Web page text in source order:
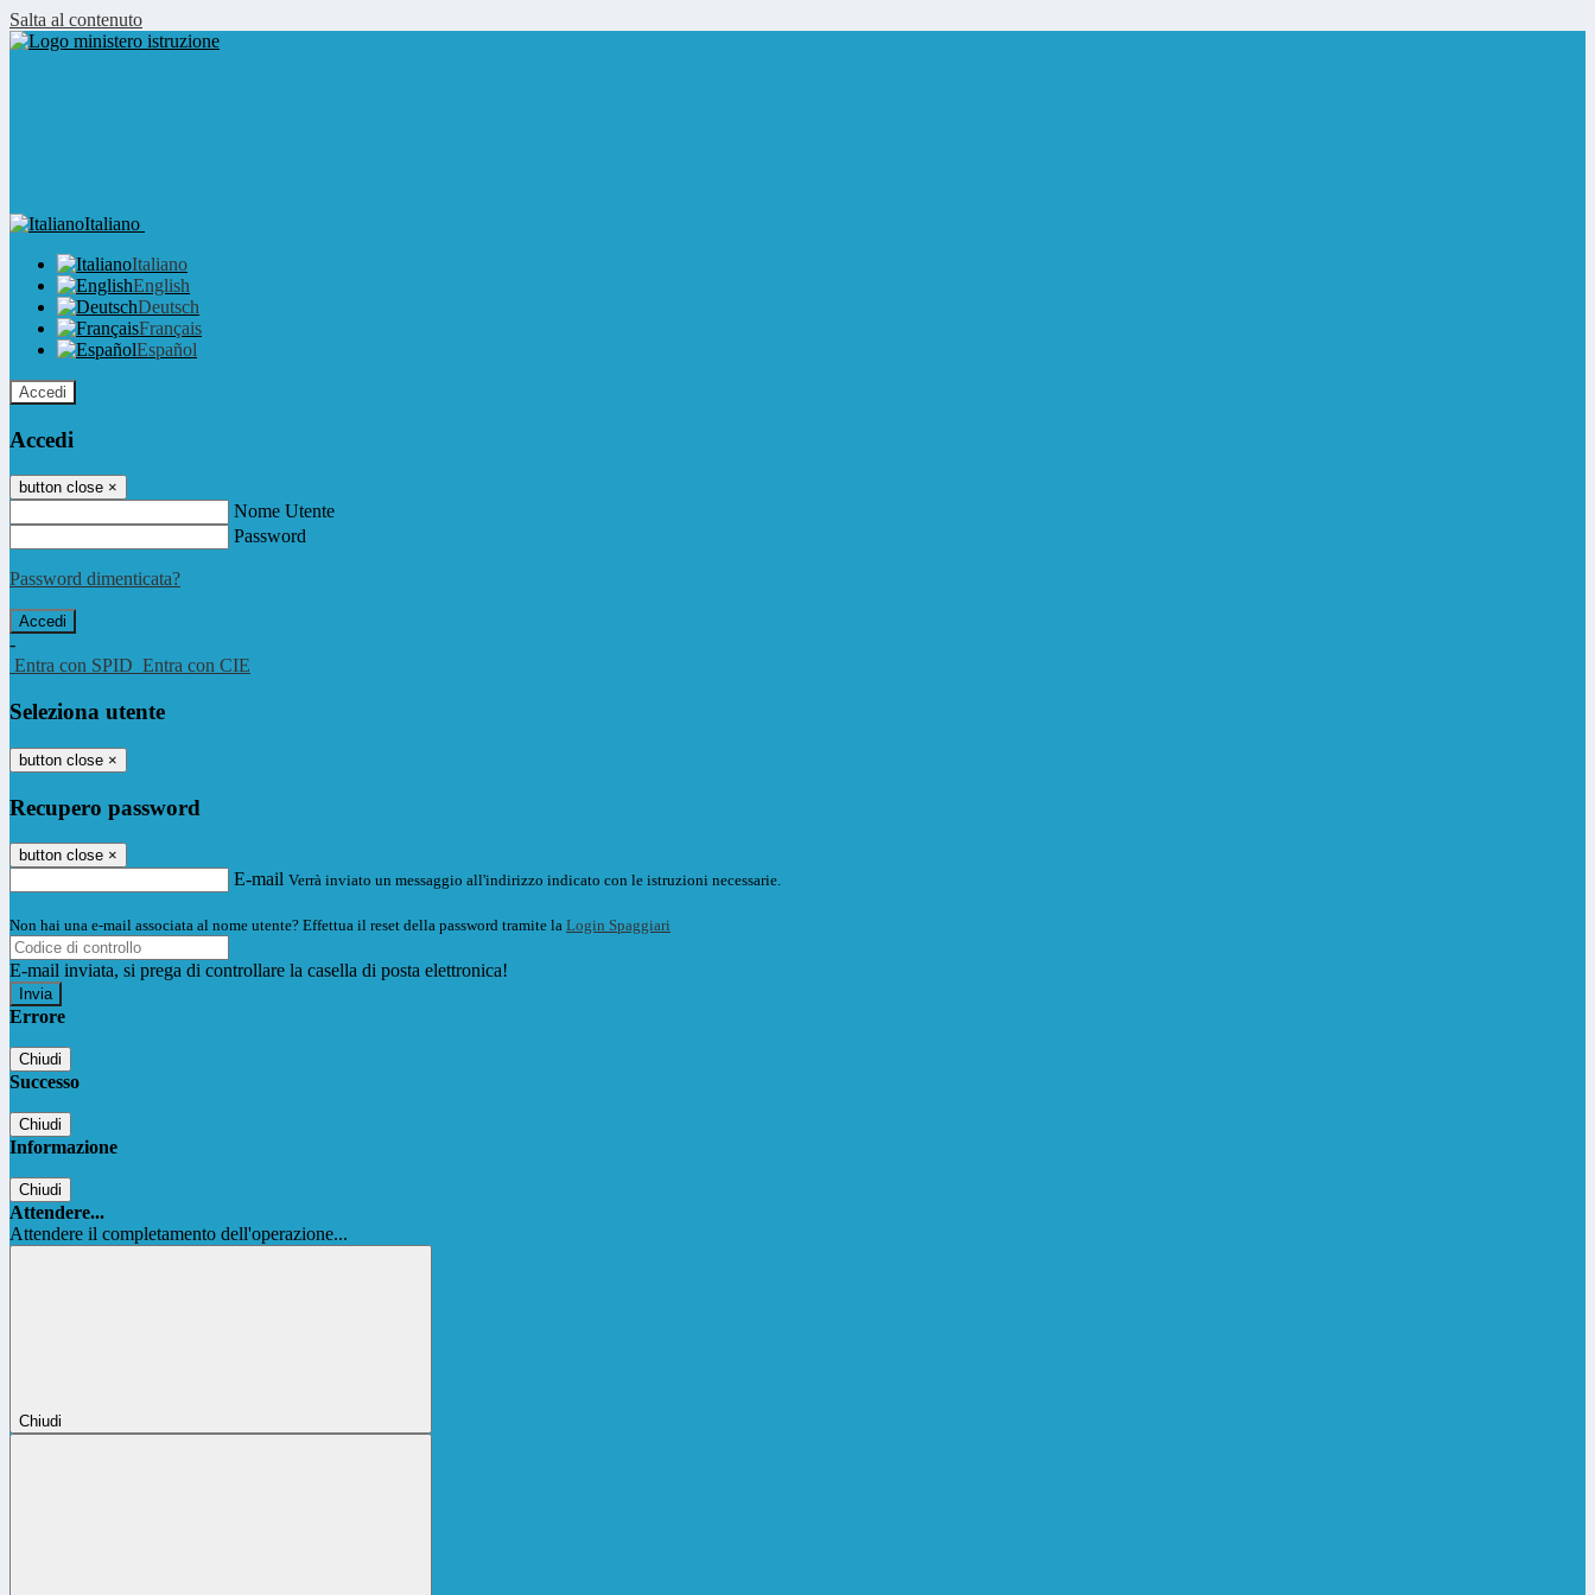
Salta al contenuto
Italiano
Italiano
English
Deutsch
Français
Español
Accedi
Accedi
button close ×
Nome Utente
Password
Password dimenticata?
-
Entra con SPID Entra con CIE
Seleziona utente
button close ×
Recupero password
button close ×
E-mail Verrà inviato un messaggio all'indirizzo indicato con le istruzioni necessarie.
Non hai una e-mail associata al nome utente? Effettua il reset della password tramite la Login Spaggiari
E-mail inviata, si prega di controllare la casella di posta elettronica!
Errore
Chiudi
Successo
Chiudi
Informazione
Chiudi
Attendere...
Attendere il completamento dell'operazione...
Chiudi